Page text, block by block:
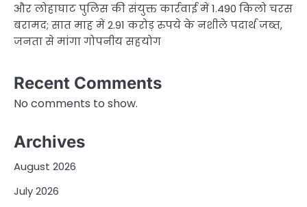
और लोहाघाट पुलिस की संयुक्त कार्रवाई में 1.490 किलो चरस
बरामद; सात माह में 2.91 करोड़ रुपये के नशीले पदार्थ जब्त,
जनता से मांगा गोपनीय सहयोग
Recent Comments
No comments to show.
Archives
August 2026
July 2026